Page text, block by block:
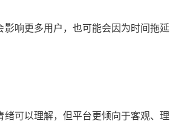
响更多用户，也可能会因为时间拖延
可以理解，但平台更倾向于客观、理